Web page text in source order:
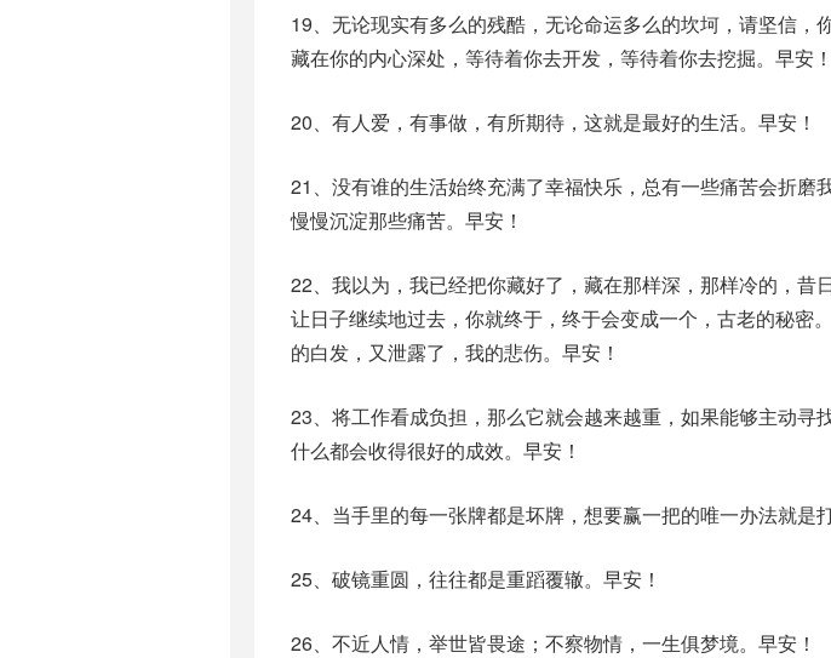
19、无论现实有多么的残酷，无论命运多么的坎坷，请坚信，
藏在你的内心深处，等待着你去开发，等待着你去挖掘。早安！
20、有人爱，有事做，有所期待，这就是最好的生活。早安！
21、没有谁的生活始终充满了幸福快乐，总有一些痛苦会折磨
慢慢沉淀那些痛苦。早安！
22、我以为，我已经把你藏好了，藏在那样深，那样冷的，昔
让日子继续地过去，你就终于，终于会变成一个，古老的秘密
的白发，又泄露了，我的悲伤。早安！
23、将工作看成负担，那么它就会越来越重，如果能够主动寻
什么都会收得很好的成效。早安！
24、当手里的每一张牌都是坏牌，想要赢一把的唯一办法就是
25、破镜重圆，往往都是重蹈覆辙。早安！
26、不近人情，举世皆畏途；不察物情，一生俱梦境。早安！